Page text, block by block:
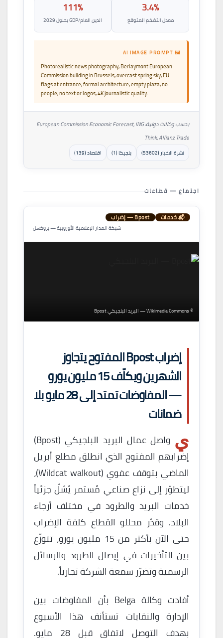
3.4%
معدل التضخم المتوقع
111%
الدين العام/GDP بحلول 2029
🖼 AI IMAGE PROMPT
Photorealistic news photography, Berlaymont European
Commission building in Brussels, overcast spring sky, EU
flags at entrance, formal architecture, empty plaza, no
people, no text or logos, 4K journalistic quality.
بحسب وكالات دولية: European Commission Economic Forecast, ING
Think, Allianz Trade
نشرة الاخبار (53602) بلجيكا (1) اقتصاد (139)
اجتماع — قطاعات
📬 خدمات Bpost — إضراب
شبكة المدار الإعلامية الأوروبية — بروكسل
© Wikimedia Commons — البريد البلجيكي Bpost
إضراب Bpost المفتوح يتجاوز
الشهرين ويكلّف 15 مليون يورو
— المفاوضات تمتد إلى 28 مايو بلا
ضمانات
ي
واصل عمال البريد البلجيكي (Bpost)
إضرابهم المفتوح الذي انطلق مطلع أبريل
الماضي بتوقف عفوي (Wildcat walkout)،
ليتطوّر إلى نزاع صناعي مُستمر يُشلّ جزئياً
خدمات البريد والطرود في مختلف أرجاء
البلاد. وقدّر محللو القطاع كلفة الإضراب
حتى الآن بأكثر من 15 مليون يورو، تتوزّع
بين التأخيرات في إيصال الطرود والرسائل
الرسمية وتضرّر سمعة الشركة تجارياً.
أفادت وكالة Belga بأن المفاوضات بين
الإدارة والنقابات تستأنف هذا الأسبوع
بهدف التوصل لاتفاق قبل 28 مايو.